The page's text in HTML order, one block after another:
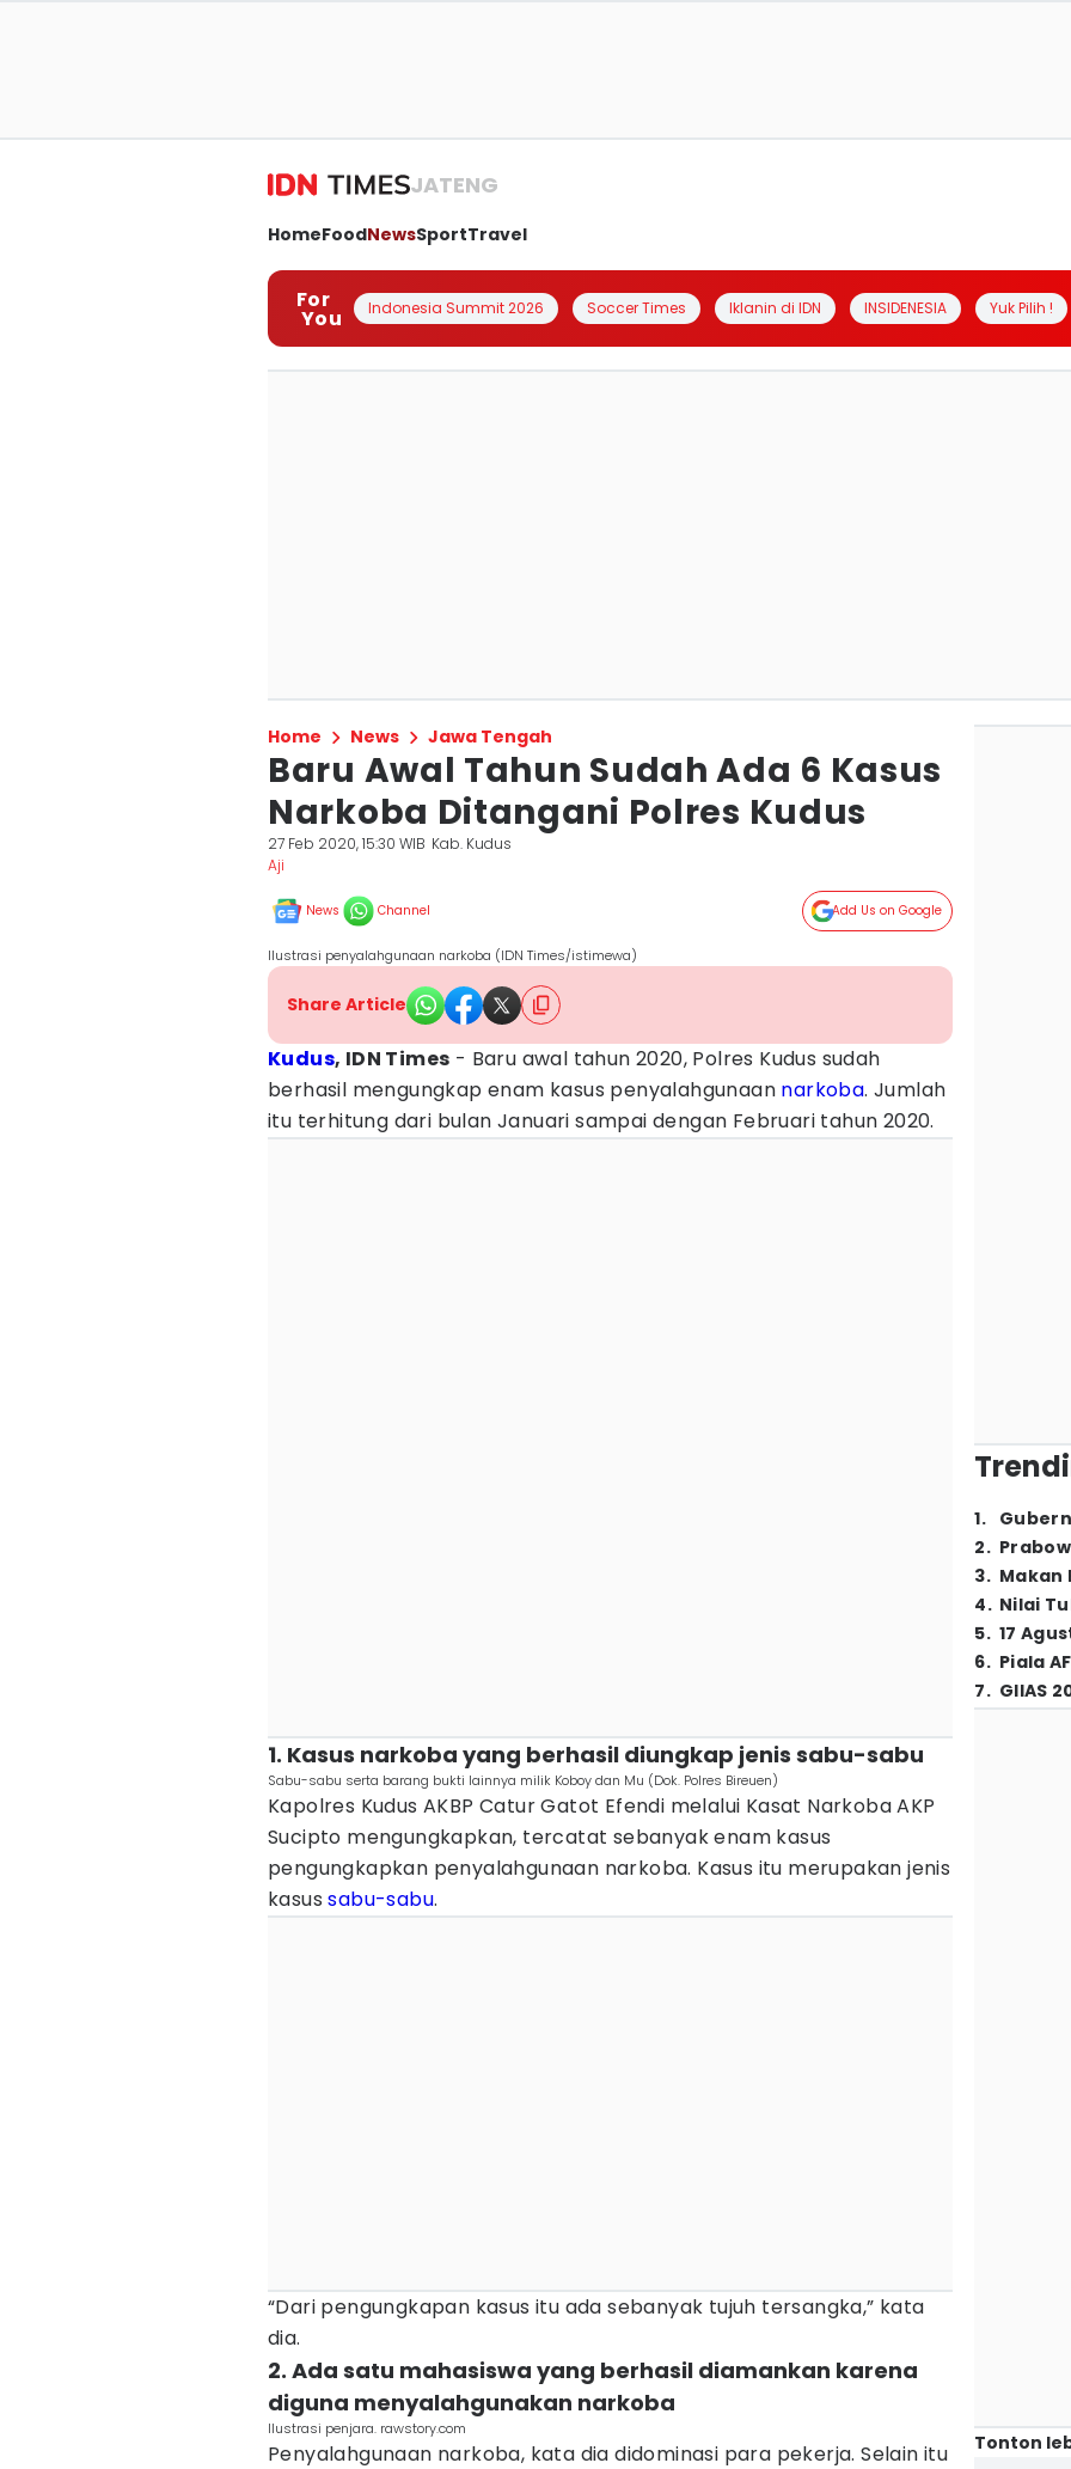
JATENG
HomeFoodNewsSportTravel
For
You Indonesia Summit 2026 Soccer Times Iklanin di IDN INSIDENESIA Yuk Pilih !
Home News Jawa Tengah
Baru Awal Tahun Sudah Ada 6 Kasus
Narkoba Ditangani Polres Kudus
27 Feb 2020, 15:30 WIB Kab. Kudus
Aji
News Channel Add Us on Google
Ilustrasi penyalahgunaan narkoba (IDN Times/istimewa)
Share Article
Kudus, IDN Times - Baru awal tahun 2020, Polres Kudus sudah
berhasil mengungkap enam kasus penyalahgunaan narkoba. Jumlah
itu terhitung dari bulan Januari sampai dengan Februari tahun 2020.
1. Kasus narkoba yang berhasil diungkap jenis sabu-sabu
Sabu-sabu serta barang bukti lainnya milik Koboy dan Mu (Dok. Polres Bireuen)
Kapolres Kudus AKBP Catur Gatot Efendi melalui Kasat Narkoba AKP
Sucipto mengungkapkan, tercatat sebanyak enam kasus
pengungkapkan penyalahgunaan narkoba. Kasus itu merupakan jenis
kasussabu-sabu.
“Dari pengungkapan kasus itu ada sebanyak tujuh tersangka,” kata
dia.
2. Ada satu mahasiswa yang berhasil diamankan karena
diguna menyalahgunakan narkoba
Ilustrasi penjara. rawstory.com
Penyalahgunaan narkoba, kata dia didominasi para pekerja. Selain itu
1.
2.
3. Makan
4. Nilai
5. 17
6. Piala
7. GIIAS
Tonton